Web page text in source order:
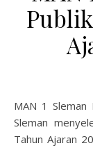
MAN 1 Sleman News – Madrasah Aliyah Negeri (MAN) 1
Sleman
Tahun Ajaran